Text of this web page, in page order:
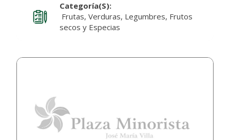
Categoría(s):
Frutas, Verduras, Legumbres, Frutos
secos y Especias